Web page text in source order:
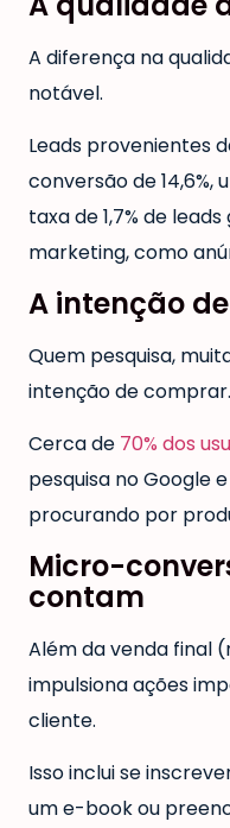
A diferença na
notável.
Leads provenientes
conversão de 14,6%,
taxa de 1,7% de
marketing, como
A intenção
Quem pesquisa,
intenção de comprar.
Cerca de 70% dos
pesquisa no Google
procurando por
Micro-
contam
Além da venda final
impulsiona ações
cliente.
Isso inclui se
um e-book ou